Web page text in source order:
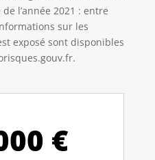
l’année 2021 : entre
sur les
exposé sont disponibles
€